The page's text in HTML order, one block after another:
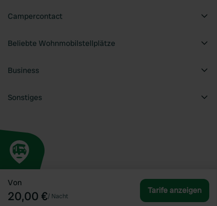
Von
20,00 €/ Nacht
Tarife anzeigen
Campercontact
Beliebte Wohnmobilstellplätze
Business
Sonstiges